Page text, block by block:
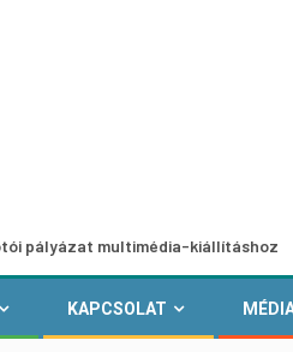
multimédia-kiállításhoz
KAPCSOLAT